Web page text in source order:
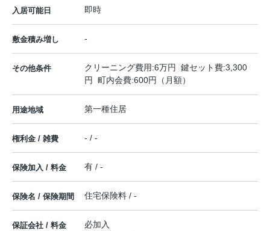
入居可能日 即時
敷金積み増し -
その他条件
クリーニング費用:6万円 鍵セット費:3,300
円 町内会費:600円（月額）
用途地域 第一種住居
権利金 / 雑費 - / -
保険加入 / 料金 有 / -
保険名 / 保険期間 住宅保険料 / -
保証会社 / 料金
必加入